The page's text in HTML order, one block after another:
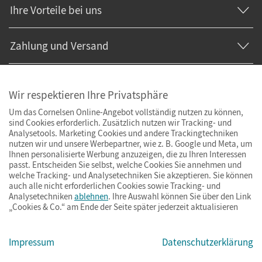
Ihre Vorteile bei uns
Zahlung und Versand
© Cornelsen Verlag 2026
ImpressumAGBDatenschutzBarrierefreiheitCookies & Co.
Wir respektieren Ihre Privatsphäre
Um das Cornelsen Online-Angebot vollständig nutzen zu können,
sind Cookies erforderlich. Zusätzlich nutzen wir Tracking- und
Analysetools. Marketing Cookies und andere Trackingtechniken
nutzen wir und unsere Werbepartner, wie z. B. Google und Meta, um
Ihnen personalisierte Werbung anzuzeigen, die zu Ihren Interessen
passt. Entscheiden Sie selbst, welche Cookies Sie annehmen und
welche Tracking- und Analysetechniken Sie akzeptieren. Sie können
auch alle nicht erforderlichen Cookies sowie Tracking- und
Analysetechniken ablehnen. Ihre Auswahl können Sie über den Link
„Cookies & Co.“ am Ende der Seite später jederzeit aktualisieren
Impressum Datenschutzerklärung